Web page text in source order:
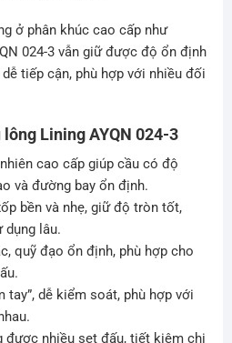
ở phân khúc cao cấp như
024-3 vẫn giữ được độ ổn định
tiếp cận, phù hợp với nhiều đối
Lining AYQN 024-3
cao cấp giúp cầu có độ
và đường bay ổn định.
bền và nhẹ, giữ độ tròn tốt,
dụng lâu.
quỹ đạo ổn định, phù hợp cho
tay”, dễ kiểm soát, phù hợp với
được nhiều set đấu, tiết kiệm chi